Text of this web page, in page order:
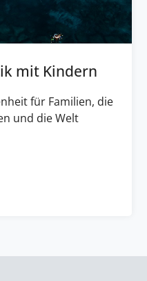
mit Kindern
für Familien, die
und die Welt